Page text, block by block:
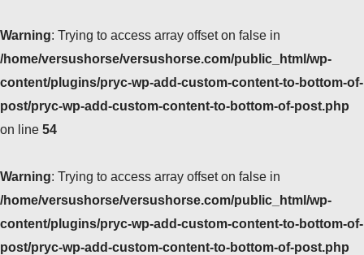
Warning: Trying to access array offset on false in
/home/versushorse/versushorse.com/public_html/wp-
content/plugins/pryc-wp-add-custom-content-to-bottom-of-
post/pryc-wp-add-custom-content-to-bottom-of-post.php
on line 54
Warning: Trying to access array offset on false in
/home/versushorse/versushorse.com/public_html/wp-
content/plugins/pryc-wp-add-custom-content-to-bottom-of-
post/pryc-wp-add-custom-content-to-bottom-of-post.php